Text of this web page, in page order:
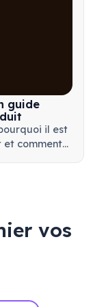
guide
il est
et comment
vos